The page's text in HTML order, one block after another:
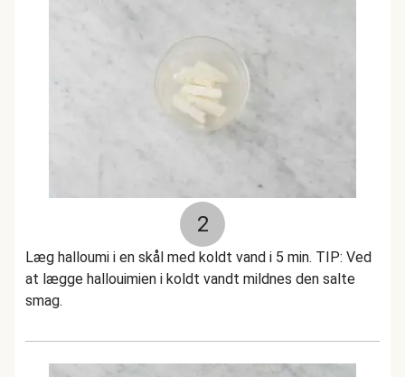
2
Læg halloumi i en skål med koldt vand i 5 min. TIP: Ved
at lægge hallouimien i koldt vandt mildnes den salte
smag.